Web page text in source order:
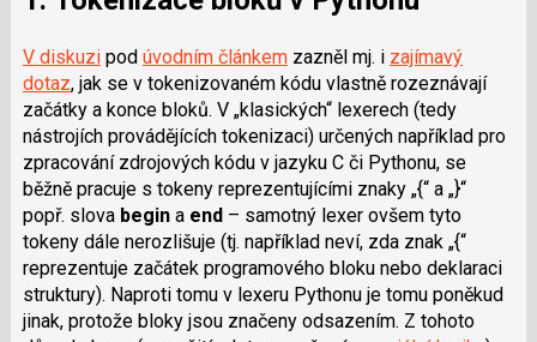
V diskuzipod úvodním článkemzazněl mj. i zajímavý
dotaz, jak se v tokenizovaném kódu vlastně rozeznávají
začátky a konce bloků. V „klasických“ lexerech (tedy
nástrojích provádějících tokenizaci) určených například pro
zpracování zdrojových kódu v jazyku C či Pythonu, se
běžně pracuje s tokeny reprezentujícími znaky „{“ a „}“
popř. slova begina end– samotný lexer ovšem tyto
tokeny dále nerozlišuje (tj. například neví, zda znak „{“
reprezentuje začátek programového bloku nebo deklaraci
struktury). Naproti tomu v lexeru Pythonu je tomu poněkud
jinak, protože bloky jsou značeny odsazením. Z tohoto